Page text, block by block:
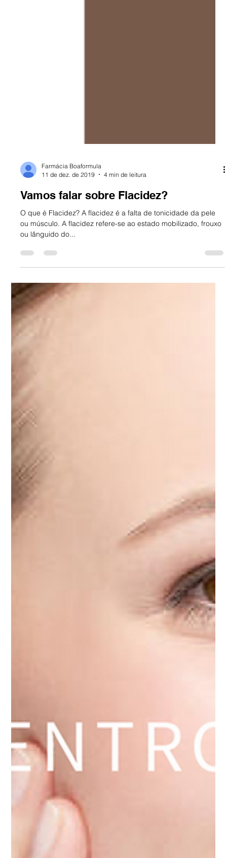
11 de dez. de 2019
4 min de leitura
Vamos falar sobre Flacidez?
O que é Flacidez? A flacidez é a falta de tonicidade da pele
ou músculo. A flacidez refere-se ao estado mobilizado, frouxo
ou lânguido do...